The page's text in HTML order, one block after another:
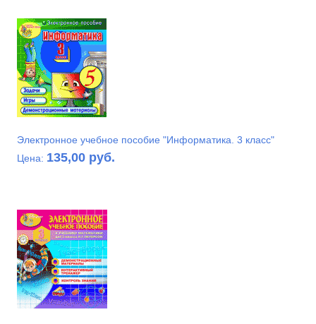
Электронное учебное пособие "Информатика. 3 класс"
Цена: 135,00 руб.